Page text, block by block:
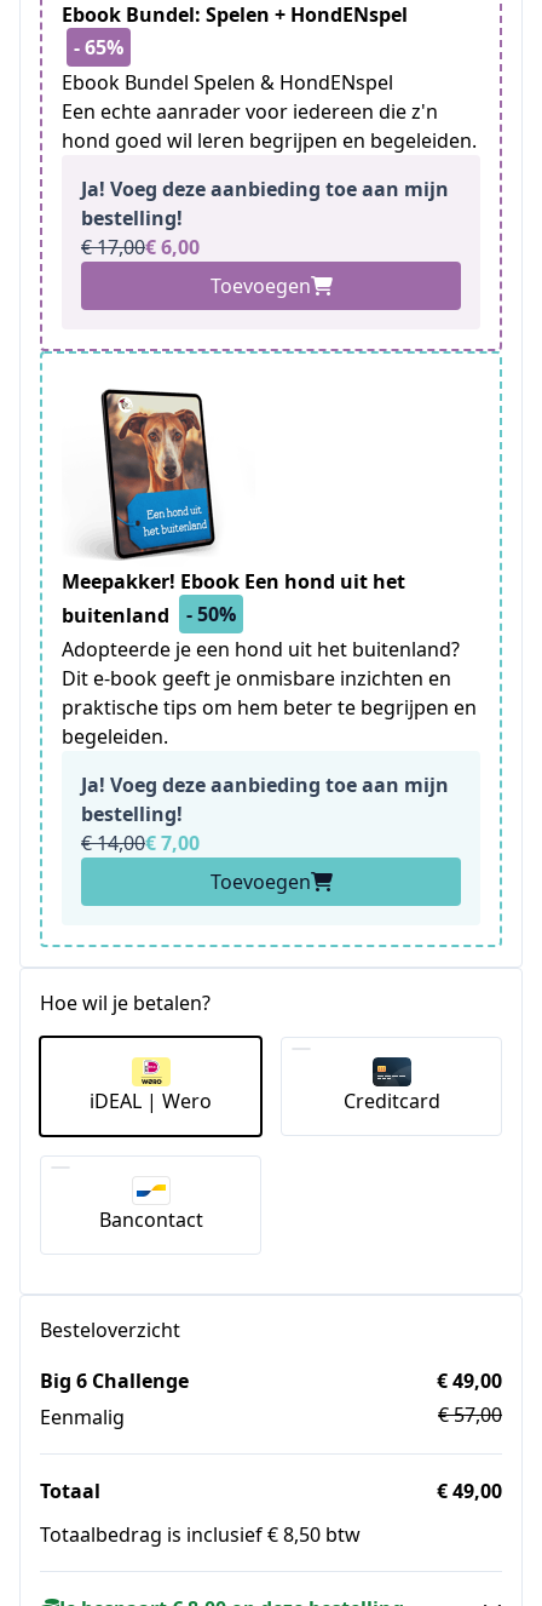
Ebook Bundel: Spelen + HondENspel
- 65%
Ebook Bundel Spelen & HondENspel
Een echte aanrader voor iedereen die z'n
hond goed wil leren begrijpen en begeleiden.
Ja! Voeg deze aanbieding toe aan mijn
bestelling!
€ 17,00€ 6,00
Toevoegen
Meepakker! Ebook Een hond uit het
buitenland
- 50%
Adopteerde je een hond uit het buitenland?
Dit e-book geeft je onmisbare inzichten en
praktische tips om hem beter te begrijpen en
begeleiden.
Ja! Voeg deze aanbieding toe aan mijn
bestelling!
€ 14,00€ 7,00
Toevoegen
Hoe wil je betalen?
iDEAL | Wero Creditcard
Bancontact
Besteloverzicht
Big 6 Challenge
Eenmalig
€ 49,00
€ 57,00
Totaal
€ 49,00
Totaalbedrag is inclusief € 8,50 btw